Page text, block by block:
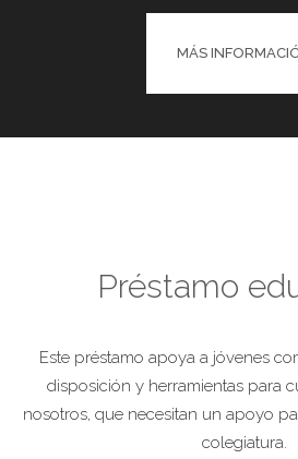
MÁS
Préstamo
Este préstamo apoya a jóvenes
disposición y herramientas para
nosotros, que necesitan un apoyo
colegiatura.